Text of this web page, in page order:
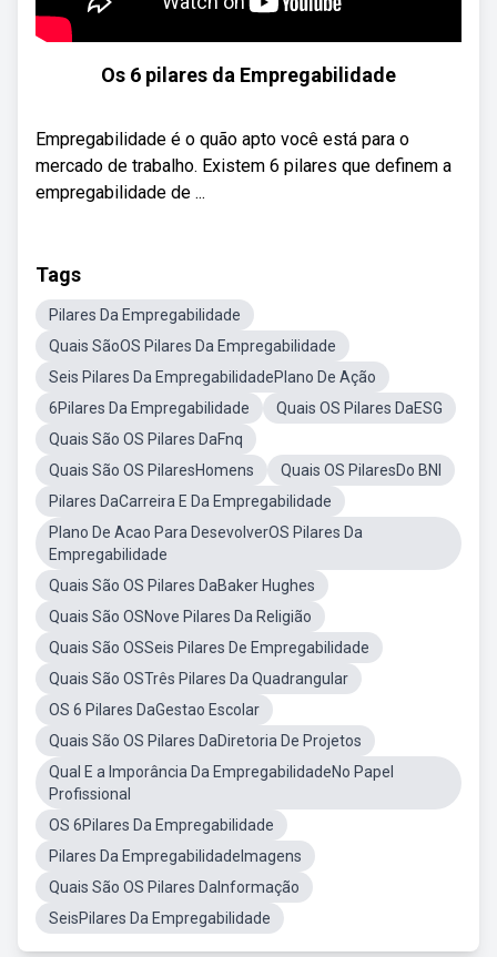
Os 6 pilares da Empregabilidade
Empregabilidade é o quão apto você está para o
mercado de trabalho. Existem 6 pilares que definem a
empregabilidade de ...
Tags
Pilares Da Empregabilidade
Quais SãoOS Pilares Da Empregabilidade
Seis Pilares Da EmpregabilidadePlano De Ação
6Pilares Da Empregabilidade
Quais OS Pilares DaESG
Quais São OS Pilares DaFnq
Quais São OS PilaresHomens
Quais OS PilaresDo BNI
Pilares DaCarreira E Da Empregabilidade
Plano De Acao Para DesevolverOS Pilares Da
Empregabilidade
Quais São OS Pilares DaBaker Hughes
Quais São OSNove Pilares Da Religião
Quais São OSSeis Pilares De Empregabilidade
Quais São OSTrês Pilares Da Quadrangular
OS 6 Pilares DaGestao Escolar
Quais São OS Pilares DaDiretoria De Projetos
Qual E a Imporância Da EmpregabilidadeNo Papel
Profissional
OS 6Pilares Da Empregabilidade
Pilares Da EmpregabilidadeImagens
Quais São OS Pilares DaInformação
SeisPilares Da Empregabilidade